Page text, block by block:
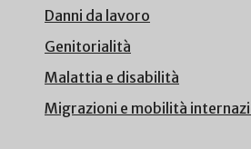
Danni da lavoro
Genitorialità
Malattia e disabilità
Migrazioni e mobilità